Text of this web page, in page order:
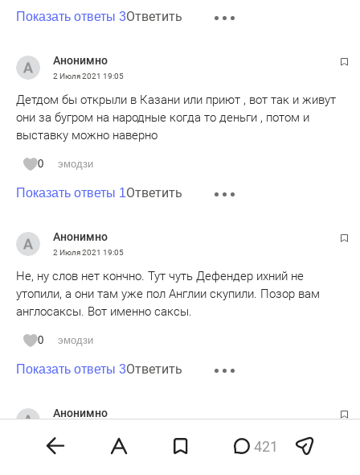
Показать ответы 3Ответить
Анонимно
2 Июля 2021 19:05
Детдом бы открыли в Казани или приют , вот так и живут
они за бугром на народные когда то деньги , потом и
выставку можно наверно
0 эмодзи
Показать ответы 1Ответить
Анонимно
2 Июля 2021 19:05
Не, ну слов нет кончно. Тут чуть Дефендер ихний не
утопили, а они там уже пол Англии скупили. Позор вам
англосаксы. Вот именно саксы.
0 эмодзи
Показать ответы 3Ответить
Анонимно
Ну почему вся наша власть такая двуличная?!!
421